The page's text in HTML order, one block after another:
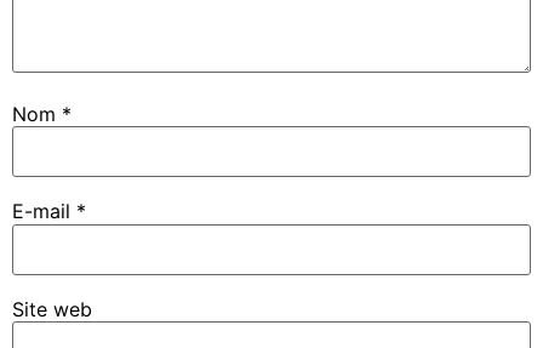
Nom *
E-mail *
Site web